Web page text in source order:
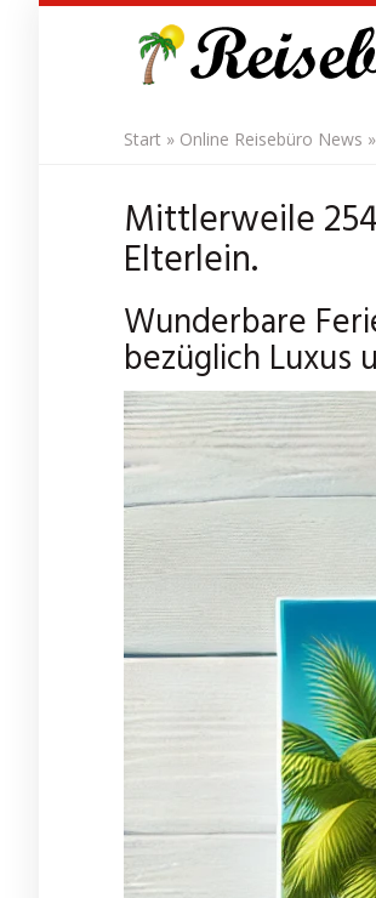
Start » Online Reisebüro News »
Mittlerweile
Elterlein.
Wunderbare
bezüglich Luxus